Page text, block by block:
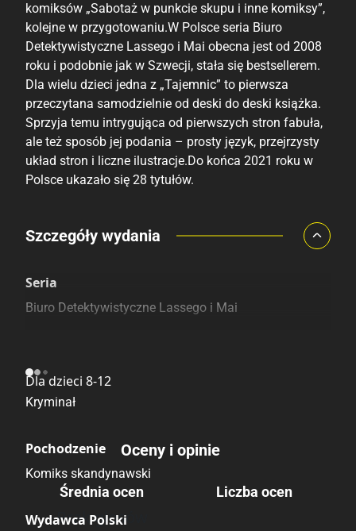
komiksów „Sabotaż w punkcie skupu i inne komiksy”,
kolejne w przygotowaniu.W Polsce seria Biuro
Detektywistyczne Lassego i Mai obecna jest od 2008
roku i podobnie jak w Szwecji, stała się bestsellerem.
Dla wielu dzieci jedna z „Tajemnic” to pierwsza
przeczytana samodzielnie od deski do deski książka.
Sprzyja temu intrygująca od pierwszych stron fabuła,
ale też sposób jej podania – prosty język, przejrzysty
układ stron i liczne ilustracje.Do końca 2021 roku w
Polsce ukazało się 28 tytułów.
Porównaj ceny
Szczegóły wydania
Seria
Biuro Detektywistyczne Lassego i Mai
Dla dzieci 8-12
Kryminał
Pochodzenie
Komiks skandynawski
Wydawca Polski
Oceny i opinie
Średnia ocen
Brak głosów
Liczba ocen